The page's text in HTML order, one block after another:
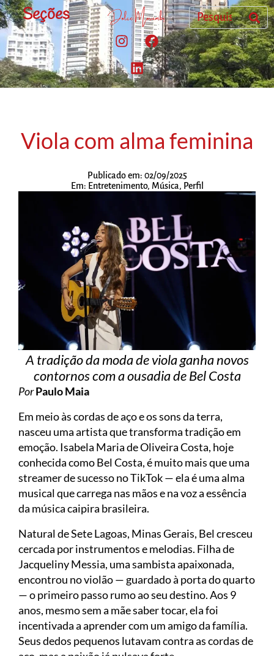
Seções
Viola com alma feminina
Publicado em: 02/09/2025
Em: Entretenimento, Música, Perfil
A tradição da moda de viola ganha novos
contornos com a ousadia de Bel Costa
PorPaulo Maia
Em meio às cordas de aço e os sons da terra,
nasceu uma artista que transforma tradição em
emoção. Isabela Maria de Oliveira Costa, hoje
conhecida como Bel Costa, é muito mais que uma
streamer de sucesso no TikTok — ela é uma alma
musical que carrega nas mãos e na voz a essência
da música caipira brasileira.
Natural de Sete Lagoas, Minas Gerais, Bel cresceu
cercada por instrumentos e melodias. Filha de
Jacqueliny Messia, uma sambista apaixonada,
encontrou no violão — guardado à porta do quarto
— o primeiro passo rumo ao seu destino. Aos 9
anos, mesmo sem a mãe saber tocar, ela foi
incentivada a aprender com um amigo da família.
Seus dedos pequenos lutavam contra as cordas de